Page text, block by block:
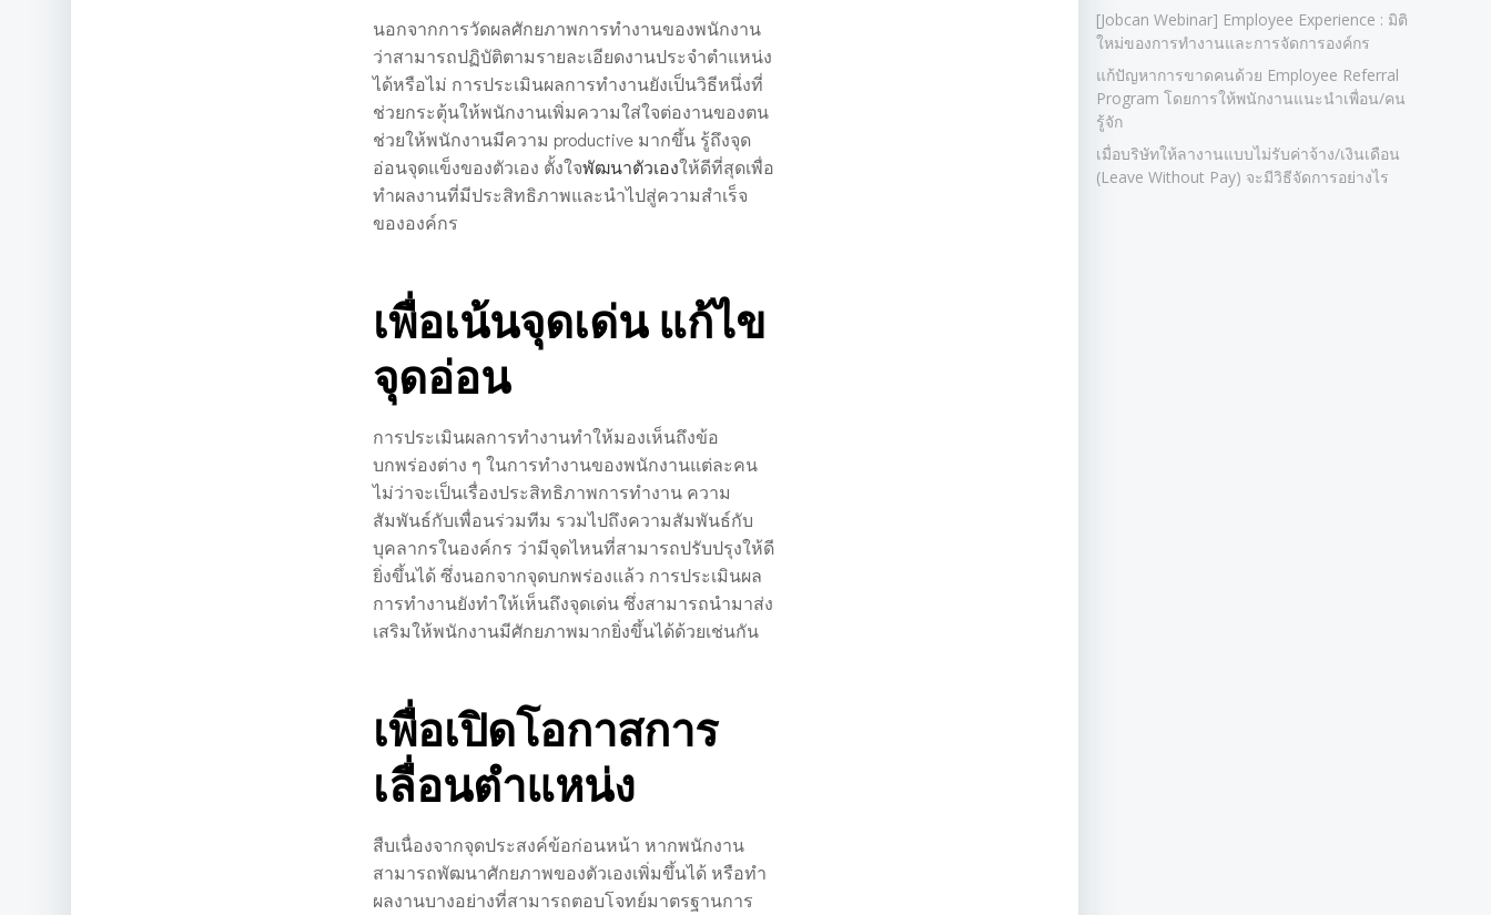
นอกจากการวัดผลศักยภาพการทำงานของพนักงาน
ว่าสามารถปฏิบัติตามรายละเอียดงานประจำตำแหน่ง
ได้หรือไม่ การประเมินผลการทำงานยังเป็นวิธีหนึ่งที่
ช่วยกระตุ้นให้พนักงานเพิ่มความใส่ใจต่องานของตน
ช่วยให้พนักงานมีความ productive มากขึ้น รู้ถึงจุด
อ่อนจุดแข็งของตัวเอง ตั้งใจพัฒนาตัวเองให้ดีที่สุดเพื่อ
ทำผลงานที่มีประสิทธิภาพและนำไปสู่ความสำเร็จ
ขององค์กร
เพื่อเน้นจุดเด่น แก้ไข
จุดอ่อน
การประเมินผลการทำงานทำให้มองเห็นถึงข้อ
บกพร่องต่าง ๆ ในการทำงานของพนักงานแต่ละคน
ไม่ว่าจะเป็นเรื่องประสิทธิภาพการทำงาน ความ
สัมพันธ์กับเพื่อนร่วมทีม รวมไปถึงความสัมพันธ์กับ
บุคลากรในองค์กร ว่ามีจุดไหนที่สามารถปรับปรุงให้ดี
ยิ่งขึ้นได้ ซึ่งนอกจากจุดบกพร่องแล้ว การประเมินผล
การทำงานยังทำให้เห็นถึงจุดเด่น ซึ่งสามารถนำมาส่ง
เสริมให้พนักงานมีศักยภาพมากยิ่งขึ้นได้ด้วยเช่นกัน
เพื่อเปิดโอกาสการ
เลื่อนตำแหน่ง
สืบเนื่องจากจุดประสงค์ข้อก่อนหน้า หากพนักงาน
สามารถพัฒนาศักยภาพของตัวเองเพิ่มขึ้นได้ หรือทำ
ผลงานบางอย่างที่สามารถตอบโจทย์มาตรฐานการ
[Jobcan Webinar] Employee Experience : มิติ
ใหม่ของการทำงานและการจัดการองค์กร
แก้ปัญหาการขาดคนด้วย Employee Referral
Program โดยการให้พนักงานแนะนำเพื่อน/คน
รู้จัก
เมื่อบริษัทให้ลางานแบบไม่รับค่าจ้าง/เงินเดือน
(Leave Without Pay) จะมีวิธีจัดการอย่างไร